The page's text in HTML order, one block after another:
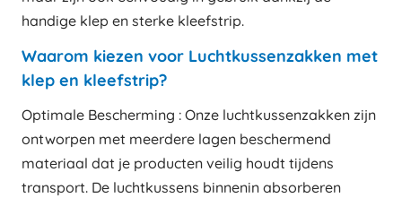
handige klep en sterke kleefstrip.
Waarom kiezen voor Luchtkussenzakken met
klep en kleefstrip?
Optimale Bescherming : Onze luchtkussenzakken zijn
ontworpen met meerdere lagen beschermend
materiaal dat je producten veilig houdt tijdens
transport. De luchtkussens binnenin absorberen